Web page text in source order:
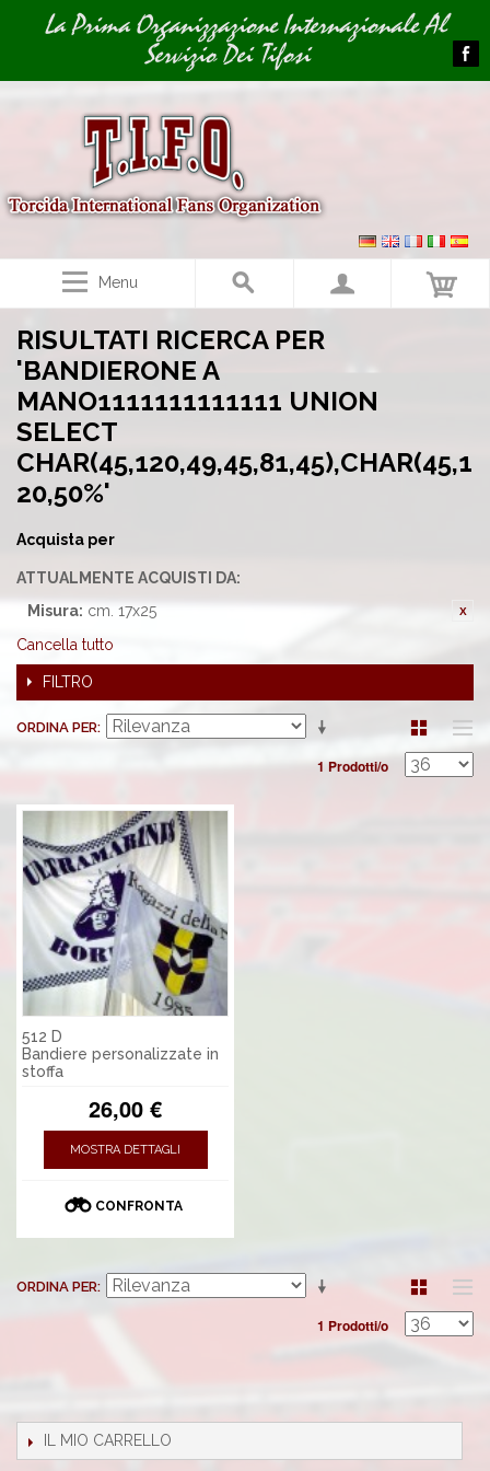
Image 01La Prima Organizzazione Internazionale Al
Servizio Dei Tifosi
Menu
RISULTATI RICERCA PER
'BANDIERONE A
MANO1111111111111 UNION
SELECT
CHAR(45,120,49,45,81,45),CHAR(45,1
20,50%'
Acquista per
ATTUALMENTE ACQUISTI DA:
Misura: cm. 17x25
Cancella tutto
FILTRO
ORDINA PER
1 Prodotti/o
512 D
Bandiere personalizzate in
stoffa
26,00 €
MOSTRA DETTAGLI
CONFRONTA
ORDINA PER
1 Prodotti/o
IL MIO CARRELLO